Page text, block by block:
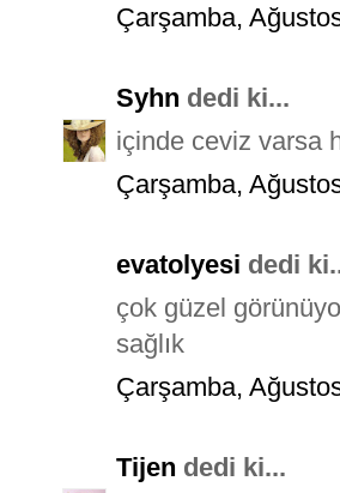
Çarşamba,
Syhn dedi ki...
içinde ceviz varsa
Çarşamba,
evatolyesi dedi
çok güzel
sağlık
Çarşamba,
Tijen dedi ki...